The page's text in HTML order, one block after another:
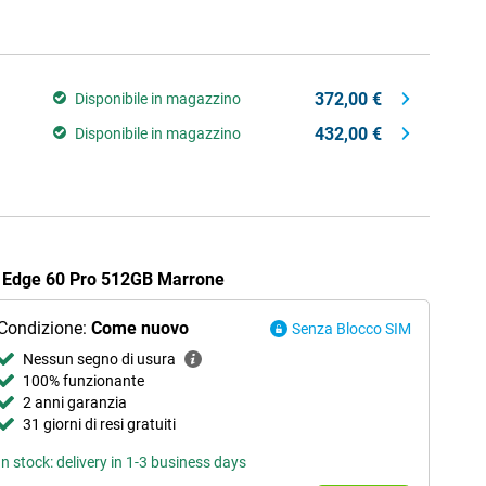
Disponibile in magazzino 372,00 €
Disponibile in magazzino 432,00 €
60 Pro 512GB Marrone
Come nuovo
Senza Blocco SIM
Nessun segno di usura
100% funzionante
2 anni garanzia
31 giorni di resi gratuiti
stock: delivery in 1-3 business days